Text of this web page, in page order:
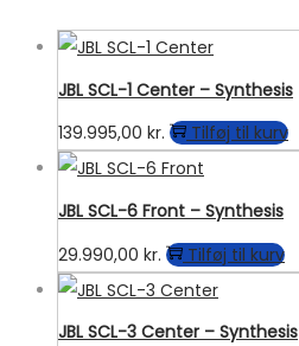
JBL SCL-1 Center – Synthesis
139.995,00 kr. Tilføj til kurv
JBL SCL-6 Front – Synthesis
29.990,00 kr. Tilføj til kurv
JBL SCL-3 Center – Synthesis